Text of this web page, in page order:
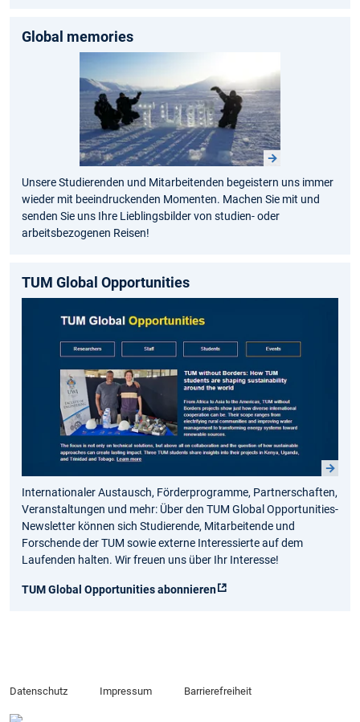
Global memories
Unsere Studierenden und Mitarbeitenden begeistern uns immer
wieder mit beeindruckenden Momenten. Machen Sie mit und
senden Sie uns Ihre Lieblingsbilder von studien- oder
arbeitsbezogenen Reisen!
TUM Global Opportunities
Internationaler Austausch, Förderprogramme, Partnerschaften,
Veranstaltungen und mehr: Über den TUM Global Opportunities-
Newsletter können sich Studierende, Mitarbeitende und
Forschende der TUM sowie externe Interessierte auf dem
Laufenden halten. Wir freuen uns über Ihr Interesse!
TUM Global Opportunities abonnieren
Datenschutz Impressum Barrierefreiheit